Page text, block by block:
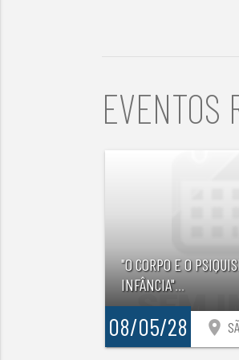
EVENTOS
"O CORPO E O
INFÂNCIA"...
08/05/28 location_on